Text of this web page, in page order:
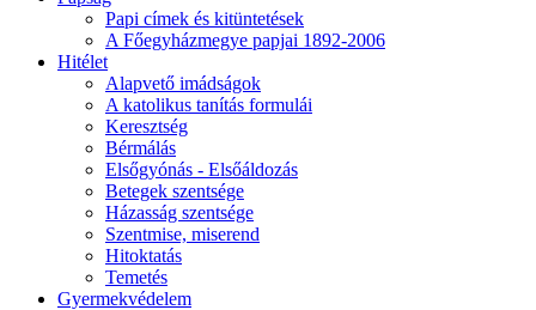
Papi címek és kitüntetések
A Főegyházmegye papjai 1892-2006
Hitélet
Alapvető imádságok
A katolikus tanítás formulái
Keresztség
Bérmálás
Elsőgyónás - Elsőáldozás
Betegek szentsége
Házasság szentsége
Szentmise, miserend
Hitoktatás
Temetés
Gyermekvédelem